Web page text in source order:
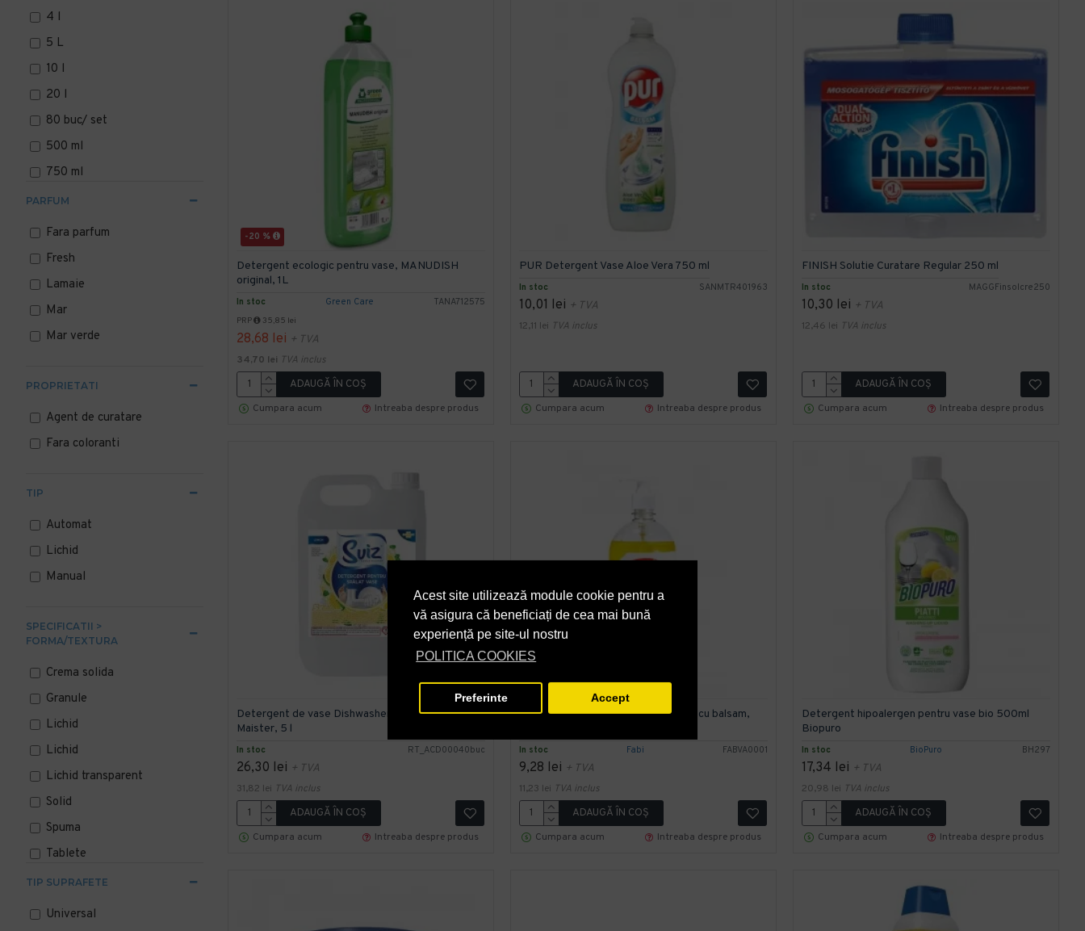
Acest site utilizează module cookie pentru a
vă asigura că beneficiați de cea mai bună
experiență pe site-ul nostru
POLITICA COOKIES
Preferinte Accept
4 l
5 L
10 l
20 l
80 buc/ set
500 ml
750 ml
1000 ml
2000 ml
PARFUM
Fara parfum
Fresh
Lamaie
Mar
Mar verde
PROPRIETATI
Agent de curatare
Fara coloranti
TIP
Automat
Lichid
Manual
SPECIFICATII >
FORMA/TEXTURA
Crema solida
Granule
Lichid
Lichid
Lichid transparent
Solid
Spuma
Tablete
TIP SUPRAFETE
Universal
-20 %
In stoc Green Care TANA712575
Detergent ecologic pentru vase, MANUDISH
original, 1L
PRP 35,85 lei
28,68 lei + TVA
34,70 lei TVA inclus
ADAUGĂ ÎN COŞ
Cumpara acum
Intreaba despre produs
In stoc SANMTR401963
PUR Detergent Vase Aloe Vera 750 ml
10,01 lei + TVA
12,11 lei TVA inclus
ADAUGĂ ÎN COŞ
Cumpara acum
Intreaba despre produs
In stoc MAGGFinsolcre250
FINISH Solutie Curatare Regular 250 ml
10,30 lei + TVA
12,46 lei TVA inclus
ADAUGĂ ÎN COŞ
Cumpara acum
Intreaba despre produs
In stoc RT_ACD00040buc
Detergent de vase Dishwasher Clasic Thomas
Maister, 5 l
26,30 lei + TVA
31,82 lei TVA inclus
ADAUGĂ ÎN COŞ
Cumpara acum
Intreaba despre produs
In stoc Fabi FABVA0001
Detergent pentru Vase, concentrat, cu balsam,
9,28 lei + TVA
11,23 lei TVA inclus
ADAUGĂ ÎN COŞ
Cumpara acum
Intreaba despre produs
In stoc BioPuro BH297
Detergent hipoalergen pentru vase bio 500ml
Biopuro
17,34 lei + TVA
20,98 lei TVA inclus
ADAUGĂ ÎN COŞ
Cumpara acum
Intreaba despre produs